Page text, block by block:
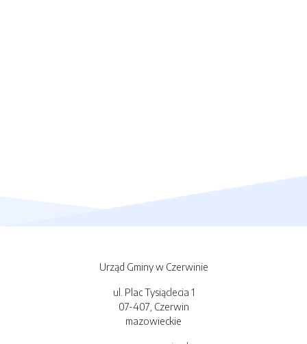
Urząd Gminy w Czerwinie
ul. Plac Tysiąclecia 1
07-407, Czerwin
mazowieckie